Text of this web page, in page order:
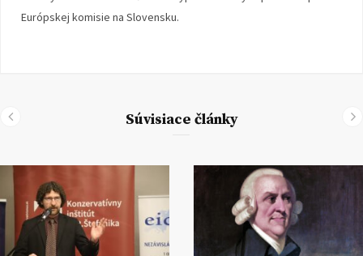
Európskej komisie na Slovensku.
Súvisiace články